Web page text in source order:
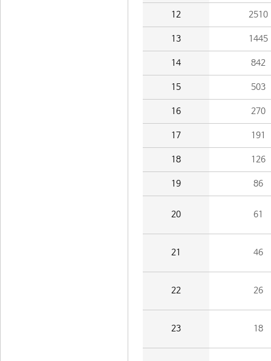
12 2510
13 1445
14 842
15 503
16 270
17 191
18 126
19 86
20 61
21 46
22 26
23 18